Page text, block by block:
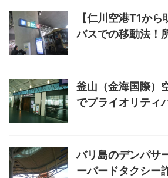
【仁川空港T1か
バスでの移動法！
釜山（金海国際）
でプライオリティ
バリ島のデンパサ
ーバードタクシー